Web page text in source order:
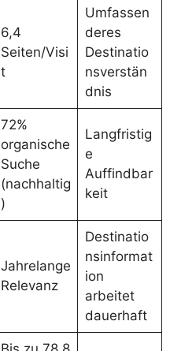
6,4
Seiten/Visi
t
Umfassen
deres
Destinatio
nsverstän
dnis
72%
organische
Suche
(nachhaltig
)
Langfristig
e
Auffindbar
keit
Jahrelange
Relevanz
Destinatio
nsinformat
ion
arbeitet
dauerhaft